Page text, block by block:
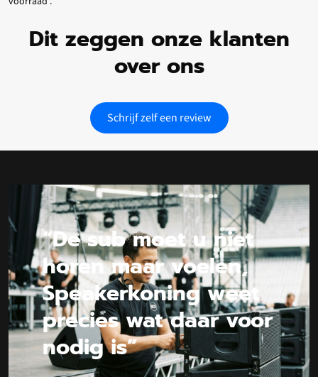
Dit zeggen onze klanten
over ons
Schrijf zelf een review
“De sub moet u niet
horen maar voelen,
Speakerkoning weet
precies wat daar voor
nodig is”